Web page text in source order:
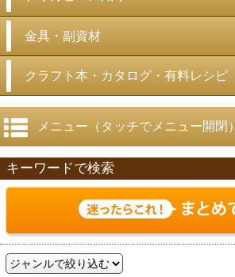
金具・副資材
クラフト本・カタログ・有料レシピ
メニュー（タッチでメニュー開閉）
キーワードで検索